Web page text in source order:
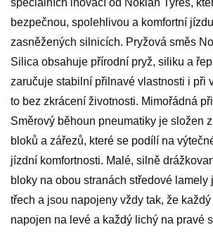
speciálních inovací od Nokian Tyres,
bezpečnou, spolehlivou a komfortní
zasněžených silnicích. Pryžová směs
Silica obsahuje přírodní pryž, siliku a
zaručuje stabilní přilnavé vlastnosti i při
to bez zkrácení životnosti. Mimořádná
Směrový běhoun pneumatiky je složen
bloků a zářezů, které se podílí na
jízdní komfortnosti. Malé, silně
bloky na obou stranách středové lamely
třech a jsou napojeny vždy tak, že
napojen na levé a každý lichý na pravé